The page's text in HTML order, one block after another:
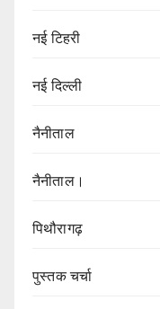
नई टिहरी
नई दिल्ली
नैनीताल
नैनीताल।
पिथौरागढ़
पुस्तक चर्चा